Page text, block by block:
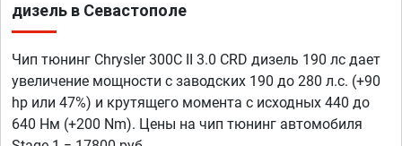
дизель в Севастополе
Чип тюнинг Chrysler 300C II 3.0 CRD дизель 190 лс дает
увеличение мощности с заводских 190 до 280 л.с. (+90
hp или 47%) и крутящего момента с исходных 440 до
640 Нм (+200 Nm). Цены на чип тюнинг автомобиля